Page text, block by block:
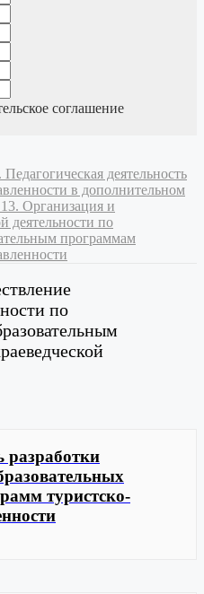
соглашение
деятельность
в дополнительном
13. Организация и
деятельности по
программам
по
разработки
туристско-